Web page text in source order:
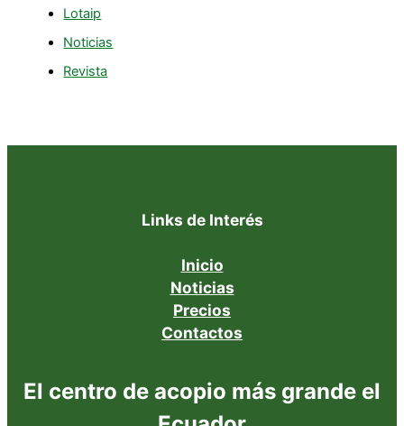
Lotaip
Noticias
Revista
Links de Interés
Inicio
Noticias
Precios
Contactos
El centro de acopio más grande el